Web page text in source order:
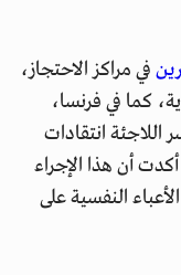
في مراكز الاحتجاز،
كما في فرنسا،
انتقادات
أن هذا الإجراء
النفسية على